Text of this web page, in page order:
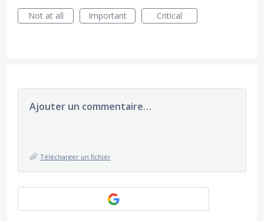
Not at all
Important Critical
Ajouter un commentaire…
Télécharger un fichier